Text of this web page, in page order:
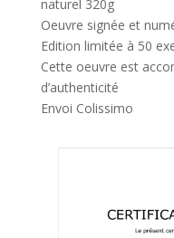
naturel 320g
Oeuvre signée et
Edition limitée à 50
Cette oeuvre est
d’authenticité
Envoi Colissimo